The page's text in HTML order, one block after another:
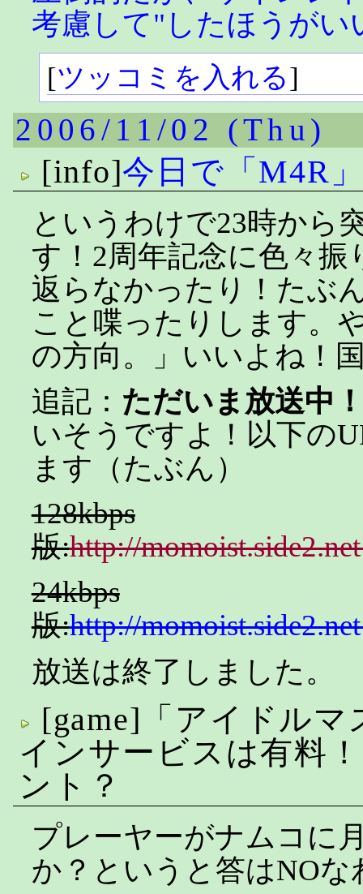
考慮して"したほうがい
[ツッコミを入れる]
2006/11/02 (Thu)
[info]今日で「M4R
というわけで23時から
す！2周年記念に色々振
返らなかったり！たぶ
こと喋ったりします。
の方向。」いいよね！
追記： ただいま放送中
いそうですよ！以下の
ます（たぶん）
128kbps
版:http://
24kbps
版:http://
放送は終了しました。
[game]「アイドル
インサービスは有料
ント？
プレーヤーがナムコに
か？というと答はNOな